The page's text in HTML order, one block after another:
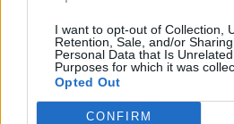
I want to opt-out of Collection,
Retention, Sale, and/or
Personal Data that Is
Purposes for which it was
Opted Out
CONFIRM ad